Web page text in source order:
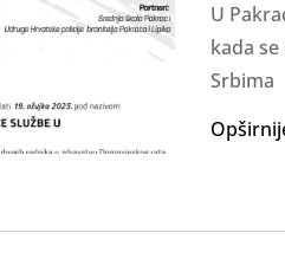
U
kada
Srbima